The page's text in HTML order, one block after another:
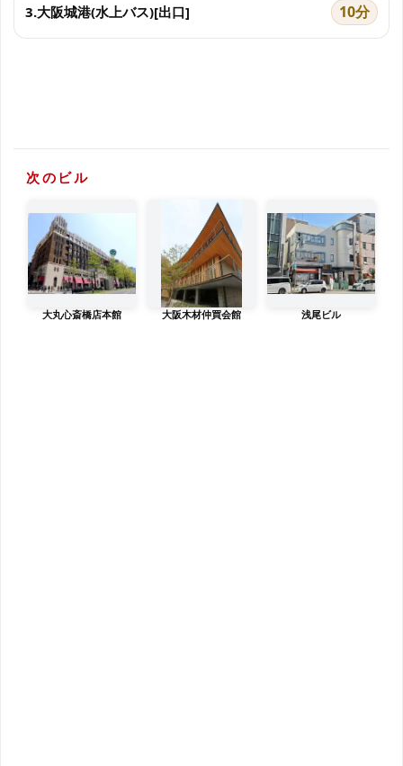
3.大阪城港(水上バス)[出口] 10分
次のビル
大丸心斎橋店本館 大阪木材仲買会館 浅尾ビル